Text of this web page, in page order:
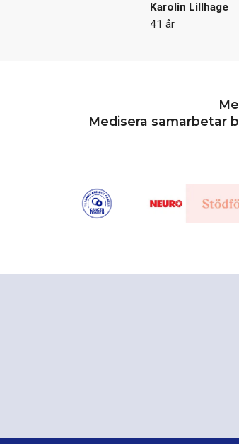
Karolin Lillhage
41 år
Medisera samarbetar